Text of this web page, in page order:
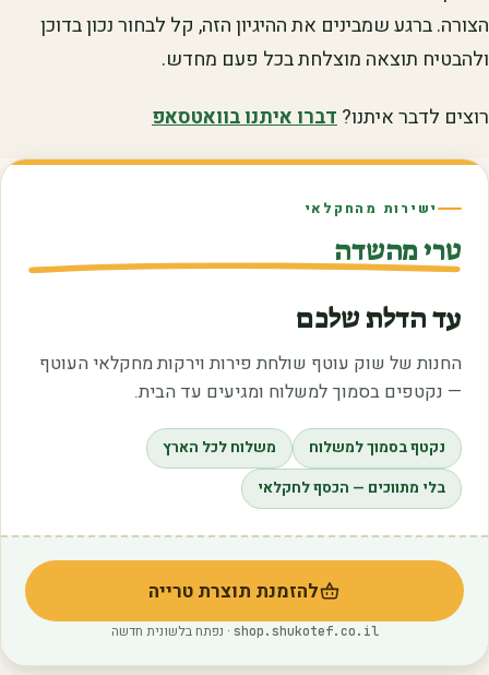
הצורה. ברגע שמבינים את ההיגיון הזה, קל לבחור נכון בדוכן
ולהבטיח תוצאה מוצלחת בכל פעם מחדש.
רוצים לדבר איתנו?דברו איתנו בוואטסאפ
ישירות מהחקלאי
טרי מהשדה
עד הדלת שלכם
החנות של שוק עוטף שולחת פירות וירקות מחקלאי העוטף
— נקטפים בסמוך למשלוח ומגיעים עד הבית.
נקטף בסמוך למשלוח
משלוח לכל הארץ
בלי מתווכים — הכסף לחקלאי
להזמנת תוצרת טרייה
(נפתח בלשונית חדשה)
shop.shukotef.co.il · נפתח בלשונית חדשה